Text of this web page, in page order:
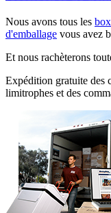
Nous avons tous les
d'emballage vous avez
Et nous rachèterons
Expédition gratuite des
limitrophes et des